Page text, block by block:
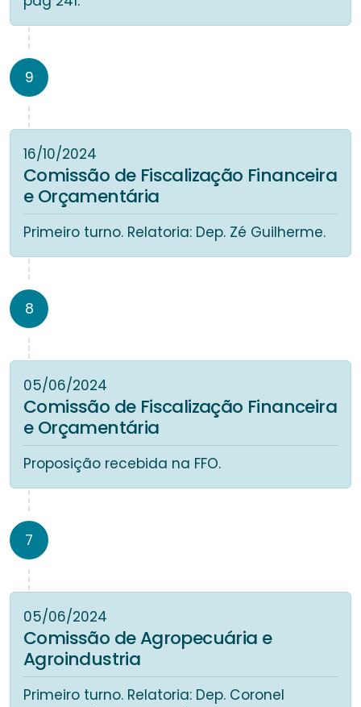
9
16/10/2024
Comissão de Fiscalização Financeira
e Orçamentária
Primeiro turno. Relatoria: Dep. Zé Guilherme.
8
05/06/2024
Comissão de Fiscalização Financeira
e Orçamentária
Proposição recebida na FFO.
7
05/06/2024
Comissão de Agropecuária e
Agroindustria
Primeiro turno. Relatoria: Dep. Coronel